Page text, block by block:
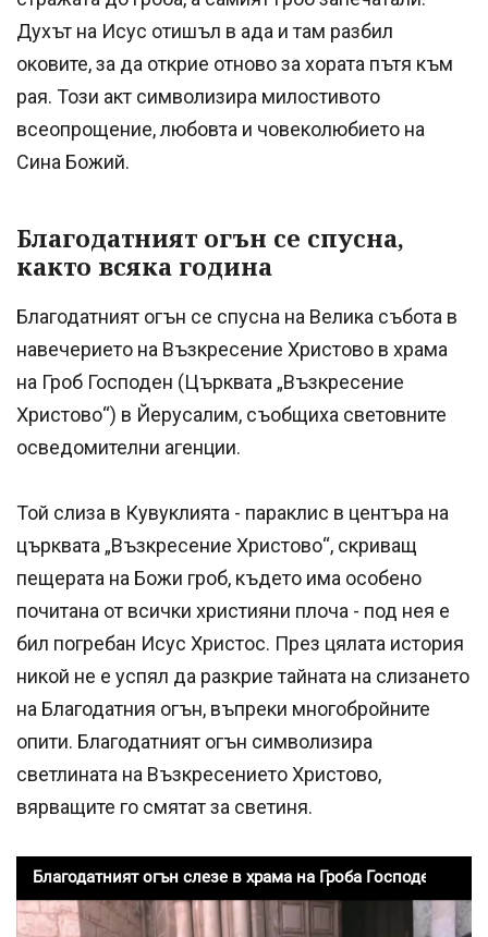
Духът на Исус отишъл в ада и там разбил
оковите, за да открие отново за хората пътя към
рая. Този акт символизира милостивото
всеопрощение, любовта и човеколюбието на
Сина Божий.
Благодатният огън се спусна,
както всяка година
Благодатният огън се спусна на Велика събота в
навечерието на Възкресение Христово в храма
на Гроб Господен (Църквата „Възкресение
Христово“) в Йерусалим, съобщиха световните
осведомителни агенции.
Той слиза в Кувуклията - параклис в центъра на
църквата „Възкресение Христово“, скриващ
пещерата на Божи гроб, където има особено
почитана от всички християни плоча - под нея е
бил погребан Исус Христос. През цялата история
никой не е успял да разкрие тайната на слизането
на Благодатния огън, въпреки многобройните
опити. Благодатният огън символизира
светлината на Възкресението Христово,
вярващите го смятат за светиня.